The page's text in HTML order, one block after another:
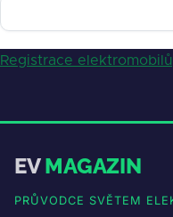
Registrace elektromobilů
EVMAGAZIN
PRŮVODCE SVĚTEM